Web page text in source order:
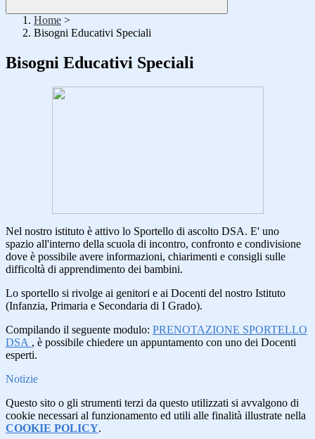
Home >
Bisogni Educativi Speciali
Bisogni Educativi Speciali
Nel nostro istituto è attivo lo Sportello di ascolto DSA. E' uno
spazio all'interno della scuola di incontro, confronto e condivisione
dove è possibile avere informazioni, chiarimenti e consigli sulle
difficoltà di apprendimento dei bambini.
Lo sportello si rivolge ai genitori e ai Docenti del nostro Istituto
(Infanzia, Primaria e Secondaria di I Grado).
Compilando il seguente modulo: PRENOTAZIONE SPORTELLO
DSA , è possibile chiedere un appuntamento con uno dei Docenti
esperti.
Notizie
Questo sito o gli strumenti terzi da questo utilizzati si avvalgono di
cookie necessari al funzionamento ed utili alle finalità illustrate nella
COOKIE POLICY.